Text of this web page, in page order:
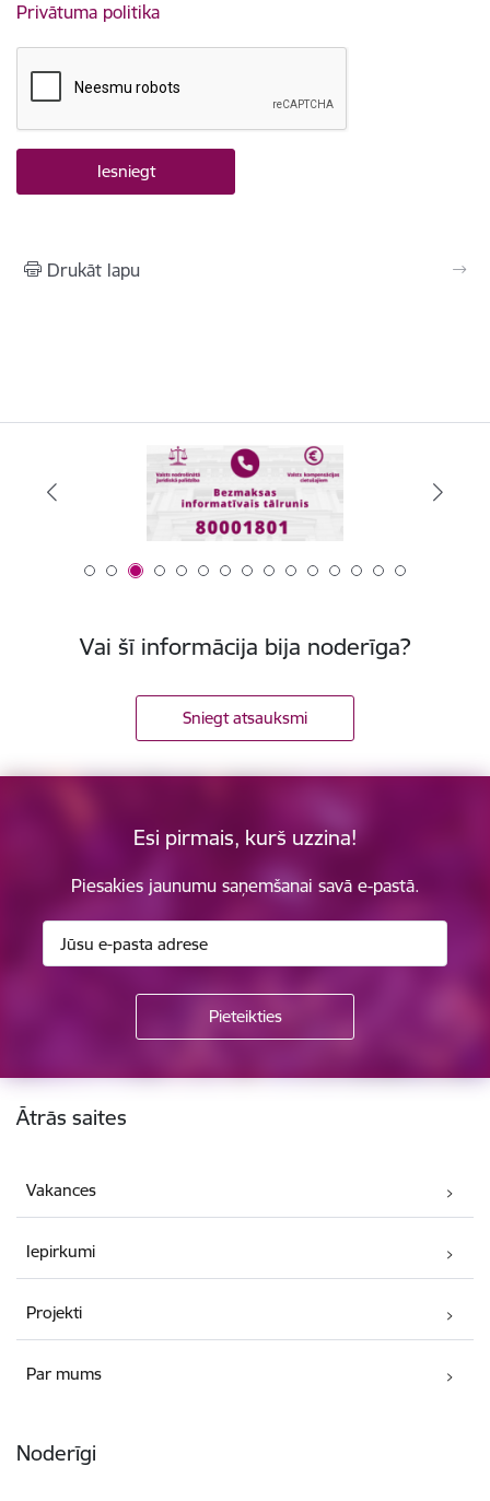
Privātuma politika
Drukāt lapu
Vai šī informācija bija noderīga?
Sniegt atsauksmi
Esi pirmais, kurš uzzina!
Piesakies jaunumu saņemšanai savā e-pastā.
Kājene
Ātrās saites
Vakances
Iepirkumi
Projekti
Par mums
Noderīgi